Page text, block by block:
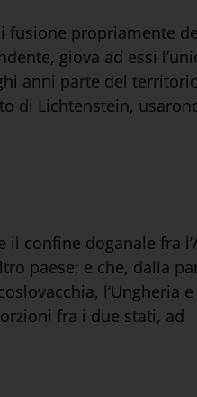
propriamente
giova ad essi
anni parte del
di Lichtenstein,
confine doganale fra
paese; e che, dalla
l’Ungheria
fra i due stati, ad